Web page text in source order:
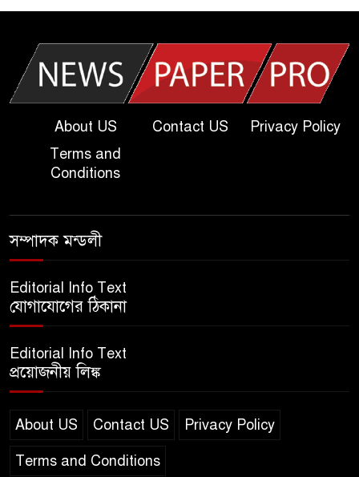
| Today Dakhil Exam
খুবি সি ইউনিট ভর্তি পরীক্ষার প্রশ্ন
২০২৫ | KU C Unit Admission
Question
Jannat Toha Video viral
About US Contact US
Privacy Policy
Terms and
Conditions
সম্পাদক মন্ডলী
Editorial Info Text
যোগাযোগের ঠিকানা
Editorial Info Text
প্রয়োজনীয় লিঙ্ক
About US Contact US Privacy Policy
Terms and Conditions